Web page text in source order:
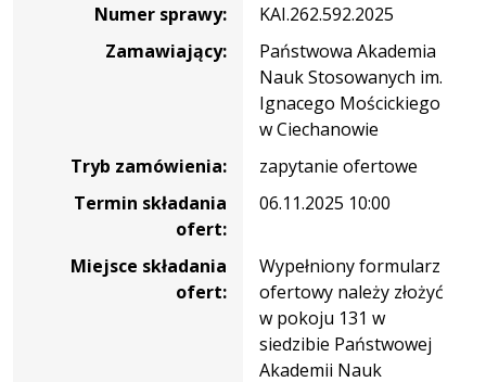
Numer sprawy:
KAI.262.592.2025
Zamawiający:
Państwowa Akademia
Nauk Stosowanych im.
Ignacego Mościckiego
w Ciechanowie
Tryb zamówienia:
zapytanie ofertowe
Termin składania
ofert:
06.11.2025 10:00
Miejsce składania
ofert:
Wypełniony formularz
ofertowy należy złożyć
w pokoju 131 w
siedzibie Państwowej
Akademii Nauk